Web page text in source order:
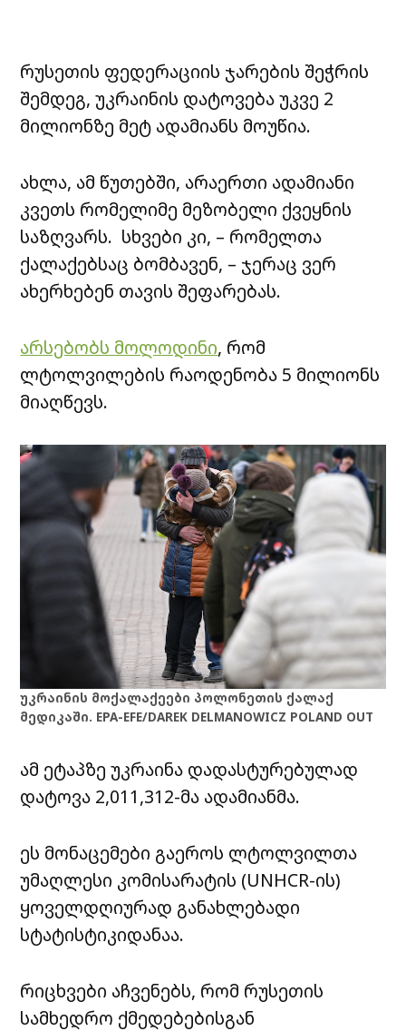
რუსეთის ფედერაციის ჯარების შეჭრის
შემდეგ, უკრაინის დატოვება უკვე 2
მილიონზე მეტ ადამიანს მოუწია.
ახლა, ამ წუთებში, არაერთი ადამიანი
კვეთს რომელიმე მეზობელი ქვეყნის
საზღვარს. სხვები კი, – რომელთა
ქალაქებსაც ბომბავენ, – ჯერაც ვერ
ახერხებენ თავის შეფარებას.
არსებობს მოლოდინი, რომ
ლტოლვილების რაოდენობა 5 მილიონს
მიაღწევს.
უკრაინის მოქალაქეები პოლონეთის ქალაქ
მედიკაში. EPA-EFE/DAREK DELMANOWICZ POLAND OUT
ამ ეტაპზე უკრაინა დადასტურებულად
დატოვა 2,011,312-მა ადამიანმა.
ეს მონაცემები გაეროს ლტოლვილთა
უმაღლესი კომისარატის (UNHCR-ის)
ყოველდღიურად განახლებადი
სტატისტიკიდანაა.
რიცხვები აჩვენებს, რომ რუსეთის
სამხედრო ქმედებებისგან